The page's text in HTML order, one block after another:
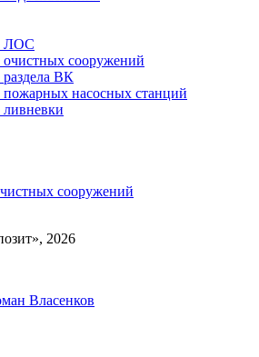
ЛОС
сооружений
ВК
пожарных насосных станций
сооружений
2026
Власенков